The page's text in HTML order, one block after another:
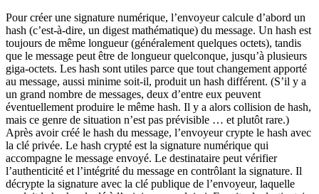
Pour créer une signature numérique, l’envoyeur calcule d’abord un
hash (c’est-à-dire, un digest mathématique) du message. Un hash est
toujours de même longueur (généralement quelques octets), tandis
que le message peut être de longueur quelconque, jusqu’à plusieurs
giga-octets. Les hash sont utiles parce que tout changement apporté
au message, aussi minime soit-il, produit un hash différent. (S’il y a
un grand nombre de messages, deux d’entre eux peuvent
éventuellement produire le même hash. Il y a alors collision de hash,
mais ce genre de situation n’est pas prévisible … et plutôt rare.)
Après avoir créé le hash du message, l’envoyeur crypte le hash avec
la clé privée. Le hash crypté est la signature numérique qui
accompagne le message envoyé. Le destinataire peut vérifier
l’authenticité et l’intégrité du message en contrôlant la signature. Il
décrypte la signature avec la clé publique de l’envoyeur, laquelle